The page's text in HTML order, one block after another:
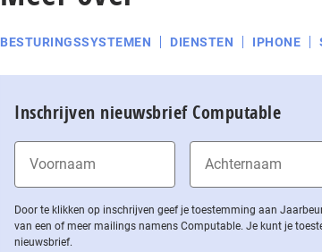
BESTURINGSSYSTEMEN DIENSTEN IPHONE
Inschrijven nieuwsbrief Computable
Door te klikken op inschrijven geef je toestemming aan
van een of meer mailings namens Computable. Je kunt je
nieuwsbrief.